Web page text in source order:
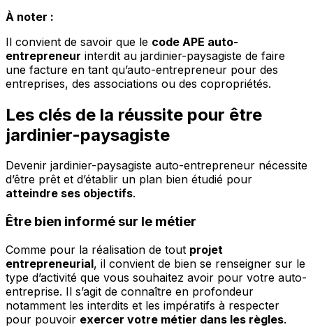
À noter :
Il convient de savoir que le code APE auto-
entrepreneur interdit au jardinier-paysagiste de faire
une facture en tant qu’auto-entrepreneur pour des
entreprises, des associations ou des copropriétés.
Les clés de la réussite pour être
jardinier-paysagiste
Devenir jardinier-paysagiste auto-entrepreneur nécessite
d’être prêt et d’établir un plan bien étudié pour
atteindre ses objectifs.
Être bien informé sur le métier
Comme pour la réalisation de tout projet
entrepreneurial, il convient de bien se renseigner sur le
type d’activité que vous souhaitez avoir pour votre auto-
entreprise. Il s’agit de connaître en profondeur
notamment les interdits et les impératifs à respecter
pour pouvoir exercer votre métier dans les règles.